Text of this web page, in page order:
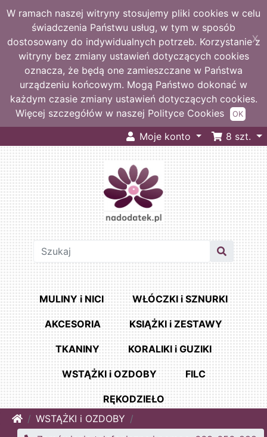
W ramach naszej witryny stosujemy pliki cookies w celu
świadczenia Państwu usług, w tym w sposób
dostosowany do indywidualnych potrzeb. Korzystanie z
witryny bez zmiany ustawień dotyczących cookies
oznacza, że będą one zamieszczane w Państwa
urządzeniu końcowym. Mogą Państwo dokonać w
każdym czasie zmiany ustawień dotyczących cookies.
Więcej szczegółów w naszej Polityce Cookies
X
OK
Moje konto 8 szt.
MULINY i NICI WŁÓCZKI i SZNURKI
AKCESORIA KSIĄŻKI i ZESTAWY
TKANINY KORALIKI i GUZIKI
WSTĄŻKI i OZDOBY FILC
RĘKODZIEŁO
HomeWSTĄŻKI i OZDOBY